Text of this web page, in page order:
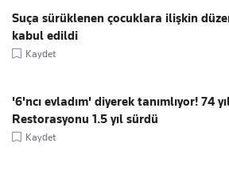
Suça sürüklenen çocuklara ilişkin
kabul edildi
Kaydet
'6'ncı evladım' diyerek tanımlıyor! 74
Restorasyonu 1.5 yıl sürdü
Kaydet